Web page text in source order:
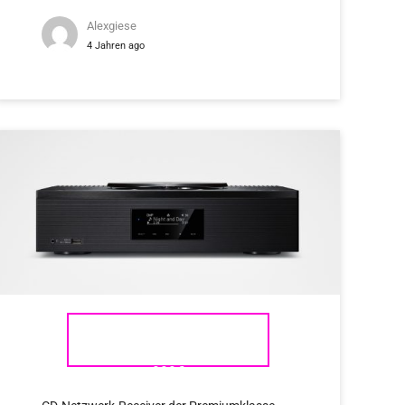
Alexgiese
4 Jahren ago
999€